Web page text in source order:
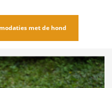
met de hond